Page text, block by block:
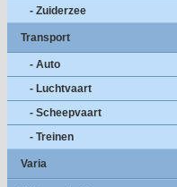
- Zuiderzee
Transport
- Auto
- Luchtvaart
- Scheepvaart
- Treinen
Varia